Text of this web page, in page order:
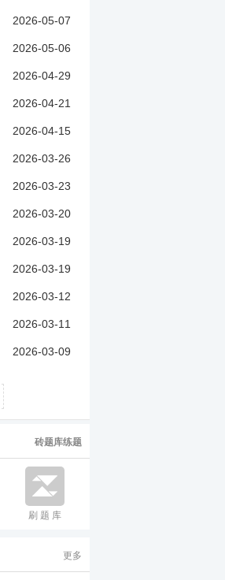
2026-05-07
2026-05-06
2026-04-29
2026-04-21
2026-04-15
2026-03-26
2026-03-23
2026-03-20
2026-03-19
2026-03-19
2026-03-12
2026-03-11
2026-03-09
砖题库练题
刷 题 库
更多